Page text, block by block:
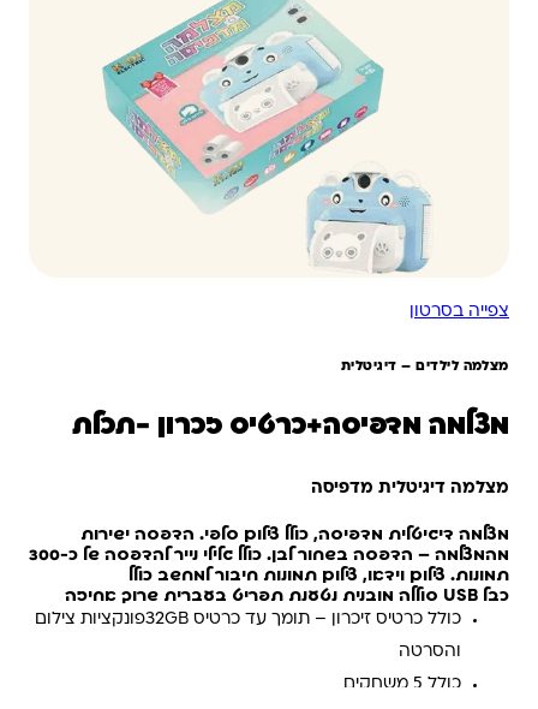
צפייה בסרטון
מצלמה לילדים – דיגיטלית
מצלמה מדפיסה+כרטיס זכרון -תכלת
מצלמה דיגיטלית מדפיסה
מצלמה דיגיטלית מדפיסה, כולל צילום סלפי. הדפסה ישירות
מהמצלמה – הדפסה בשחור לבן. כולל גלילי נייר להדפסה של כ-300
תמונות. צילום וידאו, צילום תמונות חיבור למחשב כולל
כבל USB סוללה מובנית נטענת תפריט בעברית שרוך אחיזה
כולל כרטיס זיכרון – תומך עד כרטיס 32GBפונקציות צילום
והסרטה
כולל 5 משחקים